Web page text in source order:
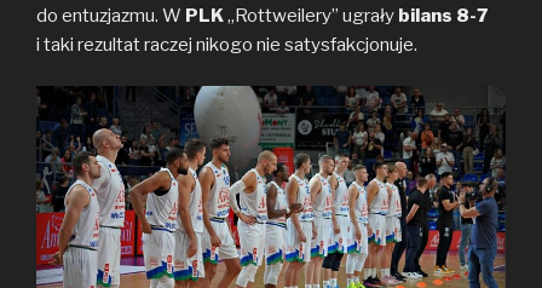
do entuzjazmu. W PLK„Rottweilery” ugrały bilans 8-7
i taki rezultat raczej nikogo nie satysfakcjonuje.